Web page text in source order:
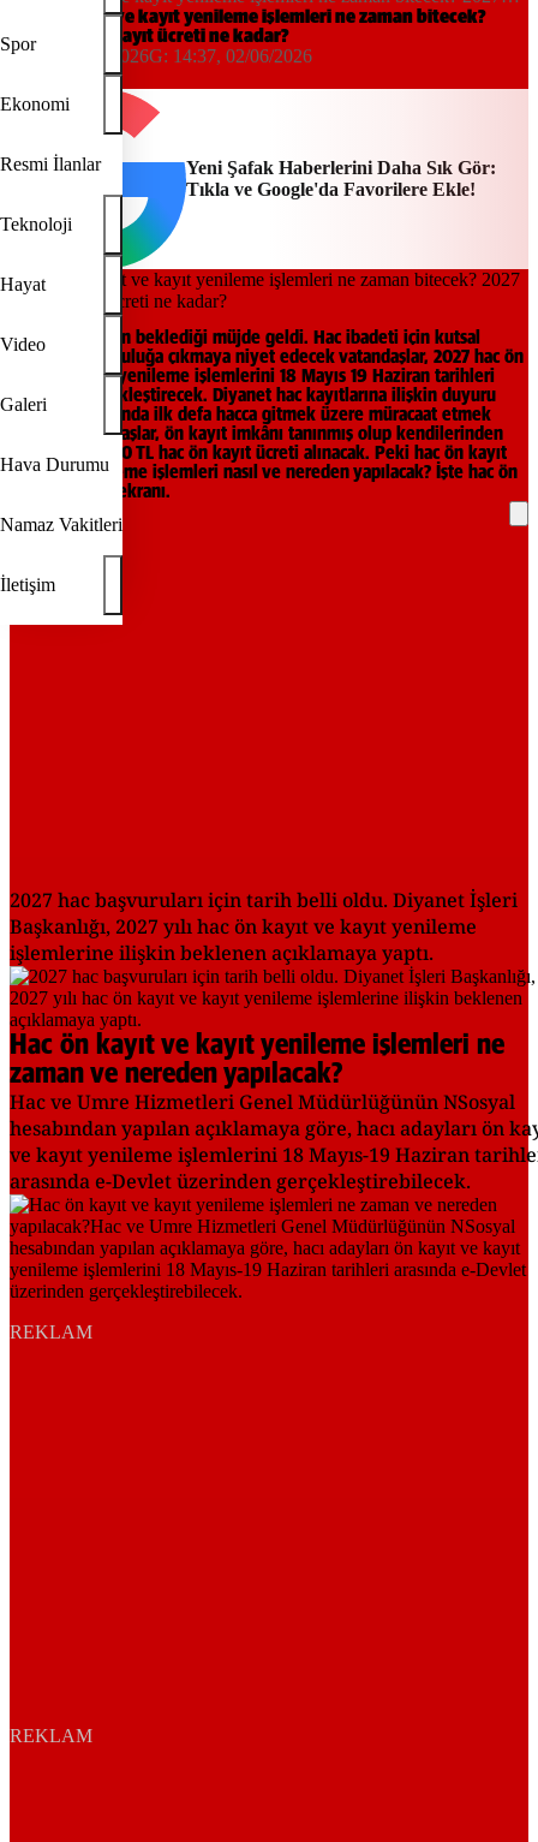
Spor
Ekonomi
Resmi İlanlar
Teknoloji
Hayat
Video
Galeri
Hava Durumu
Namaz Vakitleri
İletişim
hac ön kayıt ücreti ne kadar?
Hac ön kayıt ve kayıt yenileme işlemleri ne zaman bitecek?
2027 hac ön kayıt ücreti ne kadar?
14:37, 02/06/2026G: 14:37, 02/06/2026
Yeni Şafak Haberlerini Daha Sık Gör:
Tıkla ve Google'da Favorilere Ekle!
Hacı adaylarının beklediği müjde geldi. Hac ibadeti için kutsal
topraklara yolculuğa çıkmaya niyet edecek vatandaşlar, 2027 hac ön
kayıt ve kayıt yenileme işlemlerini 18 Mayıs 19 Haziran tarihleri
arasında gerçekleştirecek. Diyanet hac kayıtlarına ilişkin duyuru
yaptı. 2027 yılında ilk defa hacca gitmek üzere müracaat etmek
isteyen vatandaşlar, ön kayıt imkânı tanınmış olup kendilerinden
kişi başı bin 250 TL hac ön kayıt ücreti alınacak. Peki hac ön kayıt
ve kayıt yenileme işlemleri nasıl ve nereden yapılacak? İşte hac ön
kayıt başvuru ekranı.
2027 hac başvuruları için tarih belli oldu. Diyanet İşleri
Başkanlığı, 2027 yılı hac ön kayıt ve kayıt yenileme
işlemlerine ilişkin beklenen açıklamaya yaptı.
Hac ön kayıt ve kayıt yenileme işlemleri ne
zaman ve nereden yapılacak?
Hac ve Umre Hizmetleri Genel Müdürlüğünün NSosyal
hesabından yapılan açıklamaya göre, hacı adayları ön
ve kayıt yenileme işlemlerini 18 Mayıs-19 Haziran
arasında e-Devlet üzerinden gerçekleştirebilecek.
REKLAM
REKLAM